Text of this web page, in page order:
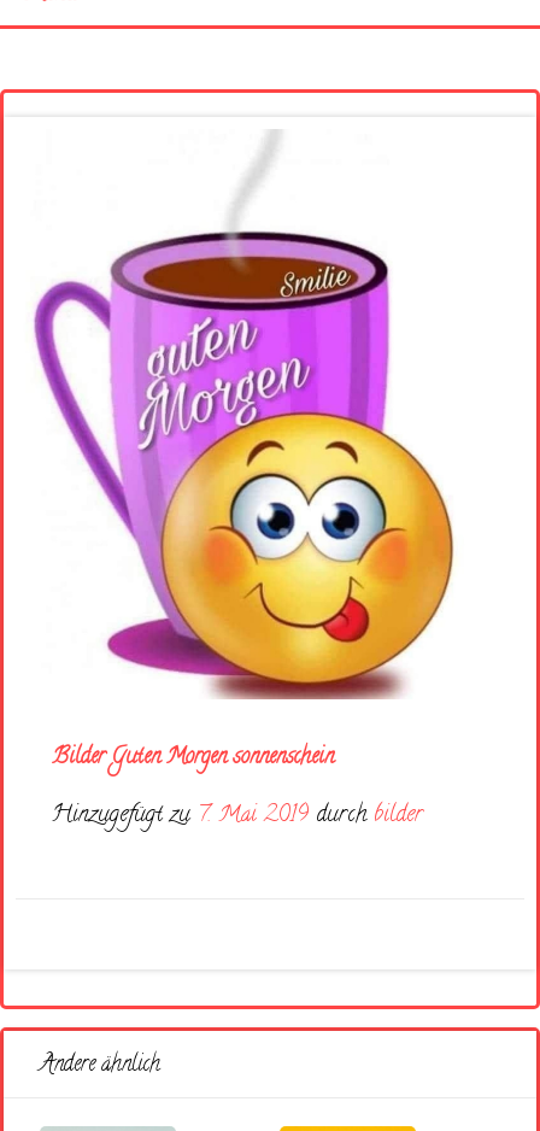
Bilder Guten Morgen sonnenschein
Hinzugefügt zu 7. Mai 2019 durch bilder
Andere ähnlich